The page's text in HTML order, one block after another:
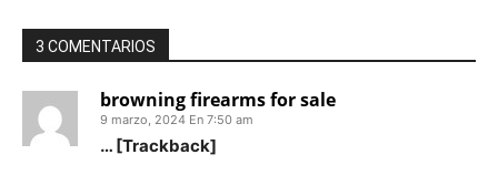
3 COMENTARIOS
browning firearms for sale
9 marzo, 2024 En 7:50 am
… [Trackback]